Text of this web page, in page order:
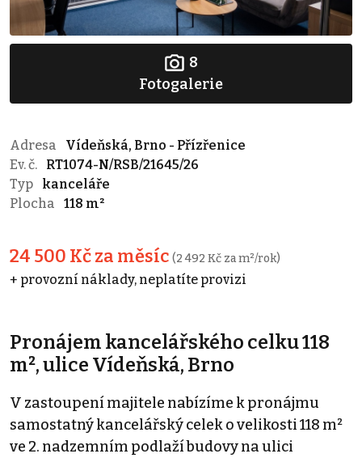
8
Fotogalerie
Adresa
Vídeňská, Brno - Přízřenice
Ev. č.
RT1074-N/RSB/21645/26
Typ
kanceláře
Plocha
118 m²
24 500 Kč za měsíc (2 492 Kč za m²/rok)
+ provozní náklady, neplatíte provizi
Pronájem kancelářského celku 118
m², ulice Vídeňská, Brno
V zastoupení majitele nabízíme k pronájmu
samostatný kancelářský celek o velikosti 118 m²
ve 2. nadzemním podlaží budovy na ulici